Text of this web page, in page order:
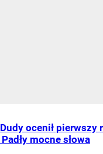
ocenił pierwszy
mocne słowa